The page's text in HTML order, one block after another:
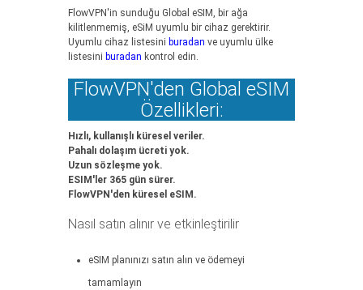
FlowVPN'in sunduğu Global eSIM, bir ağa
kilitlenmemiş, eSiM uyumlu bir cihaz gerektirir.
Uyumlu cihaz listesini buradan ve uyumlu ülke
listesini buradan kontrol edin.
FlowVPN'den Global eSIM
Özellikleri:
Hızlı, kullanışlı küresel veriler.
Pahalı dolaşım ücreti yok.
Uzun sözleşme yok.
ESIM'ler 365 gün sürer.
FlowVPN'den küresel eSIM.
Nasıl satın alınır ve etkinleştirilir
eSIM planınızı satın alın ve ödemeyi
tamamlayın